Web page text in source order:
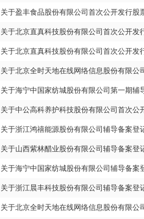
关于盈丰食品股份有限公司首次公开发行
关于北京直真科技股份有限公司首次公开发
关于北京直真科技股份有限公司首次公开
关于北京全时天地在线网络信息股份有限公
关于海宁中国家纺城股份有限公司第一期辅
关于中公高科养护科技股份有限公司首次公
关于浙江鸿禧能源股份有限公司辅导备案登
关于山西紫林醋业股份有限公司辅导备案登
关于海宁中国家纺城股份有限公司辅导备案
关于浙江晨丰科技股份有限公司辅导备案登
关于北京全时天地在线网络信息股份有限公